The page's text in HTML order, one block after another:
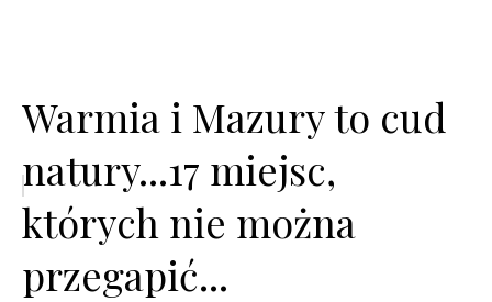
Warmia i Mazury to cud
natury...17 miejsc,
których nie można
przegapić...